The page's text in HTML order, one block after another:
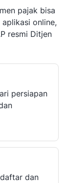
pajak bisa
online,
resmi Ditjen
persiapan
dan